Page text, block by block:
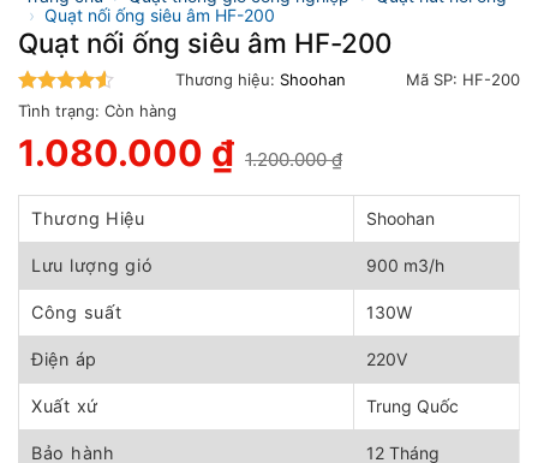
› Quạt nối ống siêu âm HF-200
Quạt nối ống siêu âm HF-200
4.5trên 5
Thương hiệu: Shoohan Mã SP: HF-200
Tình trạng: Còn hàng
1.200.000₫
gốc
là:
1.200.000 ₫.
1.080.000 ₫
hiện
tại
1.080.000 ₫.
Thương Hiệu Shoohan
Lưu lượng gió 900 m3/h
Công suất 130W
Điện áp 220V
Xuất xứ Trung Quốc
Bảo hành 12 Tháng